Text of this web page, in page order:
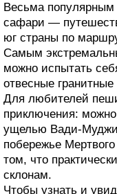
Весьма популярным
сафари —
юг страны по
Самым
можно испытать
отвесные
Для любителей
приключения:
ущелью Вади-
побережье
том, что
склонам.
Чтобы узнать и